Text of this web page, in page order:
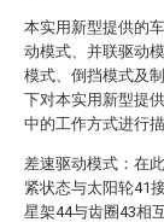
本实用新型提供的
动模式、并联驱动
模式、倒挡模式及
下对本实用新型提
中的工作方式进行描
差速驱动模式：在
紧状态与太阳轮41
星架44与齿圈43相